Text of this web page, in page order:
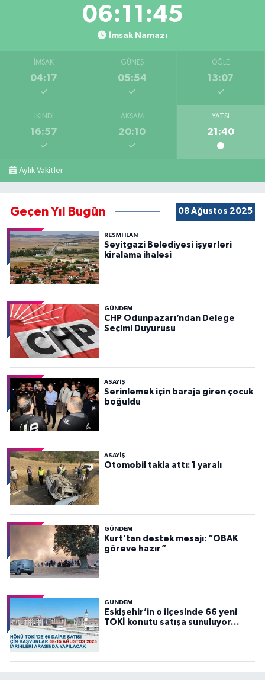
06:11:45
İmsak Namazı
İMSAK
04:17
GÜNEŞ
05:54
ÖĞLE
13:07
İKINDI
16:57
AKŞAM
20:10
YATSI
21:40
Aylık Vakitler
Geçen Yıl Bugün 08 Ağustos 2025
RESMİ İLAN
Seyitgazi Belediyesi işyerleri
kiralama ihalesi
GÜNDEM
CHP Odunpazarı’ndan Delege
Seçimi Duyurusu
ASAYİŞ
Serinlemek için baraja giren çocuk
boğuldu
ASAYİŞ
Otomobil takla attı: 1 yaralı
GÜNDEM
Kurt’tan destek mesajı: “OBAK
göreve hazır”
GÜNDEM
Eskişehir’in o ilçesinde 66 yeni
TOKİ konutu satışa sunuluyor…